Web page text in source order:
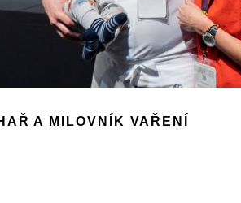
A MILOVNÍK VAŘENÍ